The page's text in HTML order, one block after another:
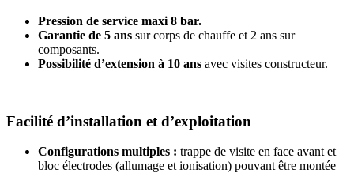
Pression de service maxi 8 bar.
Garantie de 5 ans sur corps de chauffe et 2 ans sur
composants.
Possibilité d’extension à 10 ans avec visites constructeur.
Facilité d’installation et d’exploitation
Configurations multiples : trappe de visite en face avant et
bloc électrodes (allumage et ionisation) pouvant être montée